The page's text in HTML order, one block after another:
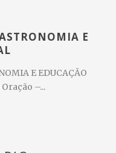
E
E EDUCAÇÃO
–...